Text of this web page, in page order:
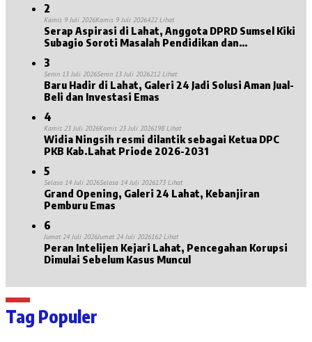
2
Kamis 9 Juli 2026Kamis 9 Juli 2026422 Lihat
Serap Aspirasi di Lahat, Anggota DPRD Sumsel Kiki
Subagio Soroti Masalah Pendidikan dan
3
Senin 13 Juli 2026Senin 13 Juli 2026212 Lihat
Baru Hadir di Lahat, Galeri 24 Jadi Solusi Aman Jual-
Beli dan Investasi Emas
4
Kamis 23 Juli 2026Kamis 23 Juli 2026198 Lihat
Widia Ningsih resmi dilantik sebagai Ketua DPC
PKB Kab.Lahat Priode 2026-2031
5
Selasa 14 Juli 2026Selasa 14 Juli 2026173 Lihat
Grand Opening, Galeri 24 Lahat, Kebanjiran
Pemburu Emas
6
Jumat 24 Juli 2026Jumat 24 Juli 2026162 Lihat
Peran Intelijen Kejari Lahat, Pencegahan Korupsi
Dimulai Sebelum Kasus Muncul
Tag Populer